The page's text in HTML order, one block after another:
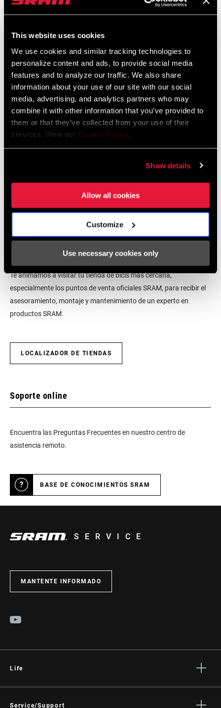
This website uses cookies
We use cookies and similar tracking technologies to
personalize content and ads, to provide social media
features and to analyze our traffic. We also share
information about your use of our site with our social
media, advertising, and analytics partners who may
combine it with other information that you’ve provided to
them or that they’ve collected from your use of their
services. View our Cookie Policy.
Show details
Allow all cookies
Customize
Use necessary cookies only
5 MB
Catálogo De Repuestos
2026 SRAM Spare Parts Catalog
Idioma: English
72 MB
Garantía SRAM
Encuentra una tienda
Te animamos a visitar tu tienda de bicis más cercana,
especialmente los puntos de venta oficiales SRAM, para recibir el
asesoramiento, montaje y mantenimiento de un experto en
productos SRAM.
LOCALIZADOR DE TIENDAS
Soporte online
Encuentra las Preguntas Frecuentes en nuestro centro de
asistencia remoto.
BASE DE CONOCIMIENTOS SRAM
SERVICE
MANTENTE INFORMADO
Life
Cultura
Service/Support